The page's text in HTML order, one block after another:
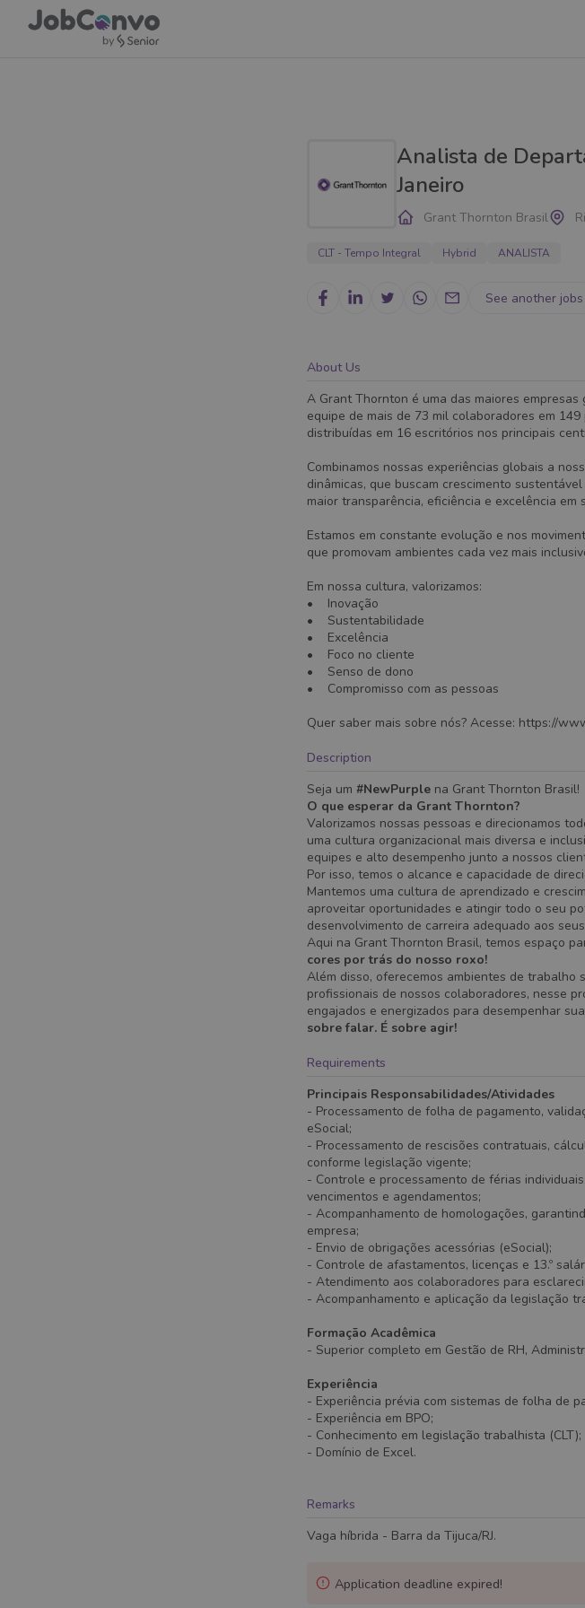
Analista de
Janeiro
Grant Thornton Brasil
CLT - Tempo Integral Hybrid ANALISTA
See another jobs
About Us
A Grant Thornton é uma das maiores
equipe de mais de 73 mil colaboradores em
distribuídas em 16 escritórios nos principais
Combinamos nossas experiências globais a
dinâmicas, que buscam crescimento
maior transparência, eficiência e excelência
Estamos em constante evolução e nos
que promovam ambientes cada vez mais
Em nossa cultura, valorizamos:
• Inovação
• Sustentabilidade
• Excelência
• Foco no cliente
• Senso de dono
• Compromisso com as pessoas
Quer saber mais sobre nós? Acesse: https://
Description
Seja um #NewPurple na Grant Thornton Brasil!
O que esperar da Grant Thornton?
Valorizamos nossas pessoas e direcionamos
uma cultura organizacional mais diversa e
equipes e alto desempenho junto a nossos
Por isso, temos o alcance e capacidade de
Mantemos uma cultura de aprendizado e
aproveitar oportunidades e atingir todo o seu
desenvolvimento de carreira adequado aos
Aqui na Grant Thornton Brasil, temos espaço
cores por trás do nosso roxo!
Além disso, oferecemos ambientes de trabalho
profissionais de nossos colaboradores, nesse
engajados e energizados para desempenhar
sobre falar. É sobre agir!
Requirements
Principais Responsabilidades/Atividades
- Processamento de folha de pagamento,
eSocial;
- Processamento de rescisões contratuais,
conforme legislação vigente;
- Controle e processamento de férias
vencimentos e agendamentos;
- Acompanhamento de homologações,
empresa;
- Envio de obrigações acessórias (eSocial);
- Controle de afastamentos, licenças e 13.º
- Atendimento aos colaboradores para
- Acompanhamento e aplicação da legislação
Formação Acadêmica
- Superior completo em Gestão de RH,
Experiência
- Experiência prévia com sistemas de folha de
- Experiência em BPO;
- Conhecimento em legislação trabalhista (CLT);
- Domínio de Excel.
Remarks
Vaga híbrida - Barra da Tijuca/RJ.
Application deadline expired!